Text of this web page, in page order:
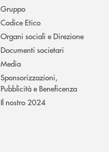
Gruppo
Codice Etico
Organi sociali e Direzione
Documenti societari
Media
Sponsorizzazioni,
Pubblicità e Beneficenza
Il nostro 2024